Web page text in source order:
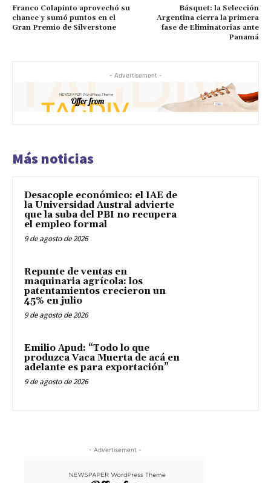
Franco Colapinto aprovechó su
chance y sumó puntos en el
Gran Premio de Silverstone
Básquet: la Selección
Argentina cierra la primera
fase de Eliminatorias ante
Panamá
- Advertisement -
Más noticias
Desacople económico: el IAE de
la Universidad Austral advierte
que la suba del PBI no recupera
el empleo formal
9 de agosto de 2026
Repunte de ventas en
maquinaria agrícola: los
patentamientos crecieron un
45% en julio
9 de agosto de 2026
Emilio Apud: “Todo lo que
produzca Vaca Muerta de acá en
adelante es para exportación”
9 de agosto de 2026
- Advertisement -